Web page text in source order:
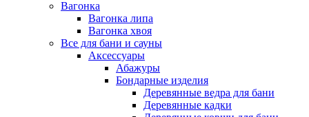
Вагонка
Вагонка липа
Вагонка хвоя
Все для бани и сауны
Аксессуары
Абажуры
Бондарные изделия
Деревянные ведра для бани
Деревянные кадки